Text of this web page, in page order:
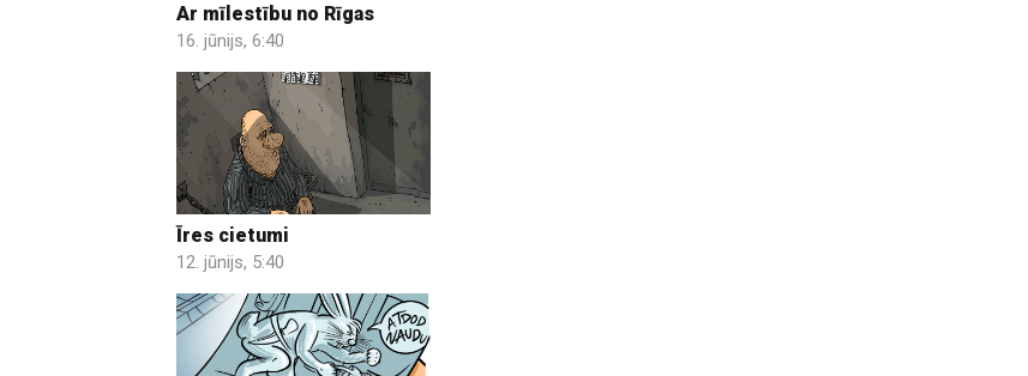
Ar mīlestību no Rīgas
16. jūnijs, 6:40
Īres cietumi
12. jūnijs, 5:40